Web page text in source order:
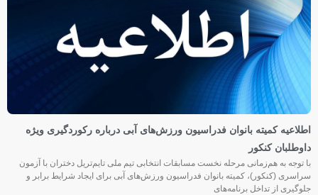
اطلاعیه کمیته بانوان فدراسیون ورزش‌های آبی درباره رکوردگیری ویژه
داوطلبان کنکور
با توجه به هم‌زمانی مرحله نخست مسابقات انتخابی تیم ملی تایم‌تریل دختران با آزمون
سراسری (کنکور)، کمیته بانوان فدراسیون ورزش‌های آبی برای ایجاد شرایط برابر و
جلوگیری از تداخل برنامه‌های